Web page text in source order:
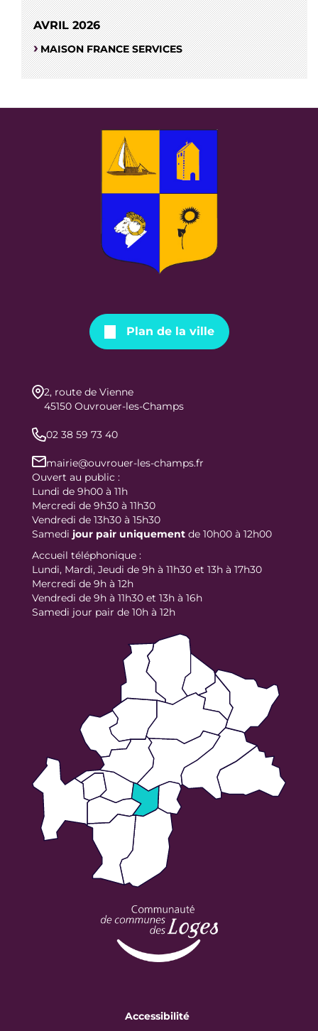
AVRIL 2026
MAISON FRANCE SERVICES
Plan de la ville
2, route de Vienne
45150 Ouvrouer-les-Champs
02 38 59 73 40
mairie@ouvrouer-les-champs.fr
Ouvert au public :
Lundi de 9h00 à 11h
Mercredi de 9h30 à 11h30
Vendredi de 13h30 à 15h30
Samedi jour pair uniquement de 10h00 à 12h00
Accueil téléphonique :
Lundi, Mardi, Jeudi de 9h à 11h30 et 13h à 17h30
Mercredi de 9h à 12h
Vendredi de 9h à 11h30 et 13h à 16h
Samedi jour pair de 10h à 12h
Accessibilité